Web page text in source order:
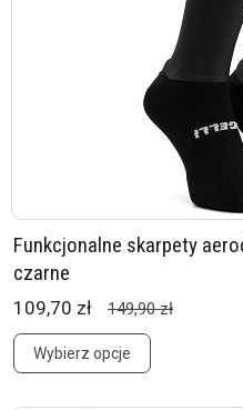
Funkcjonalne skarpety
czarne
109,70 zł 149,90 zł
Wybierz opcje